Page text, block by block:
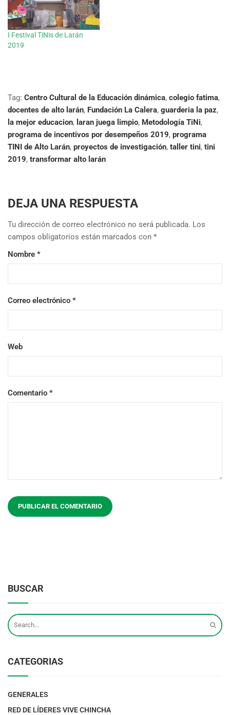
I Festival TiNis de Larán
2019
Tag: Centro Cultural de la Educación dinámica, colegio fatima,
docentes de alto larán, Fundación La Calera, guarderia la paz,
la mejor educacion, laran juega limpio, Metodología TiNi,
programa de incentivos por desempeños 2019, programa
TINI de Alto Larán, proyectos de investigación, taller tini, tini
2019, transformar alto larán
DEJA UNA RESPUESTA
Tu dirección de correo electrónico no será publicada. Los
campos obligatorios están marcados con *
Nombre *
Correo electrónico *
Web
Comentario *
BUSCAR
CATEGORIAS
GENERALES
RED DE LÍDERES VIVE CHINCHA